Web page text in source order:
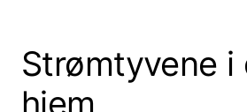
Strømtyvene i
hjem